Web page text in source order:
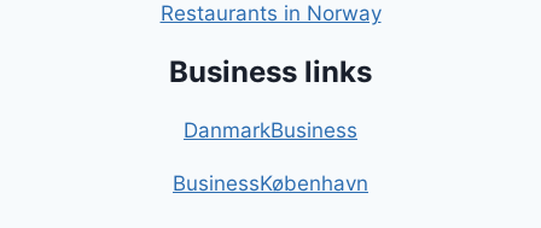
Restaurants in Norway
Business links
DanmarkBusiness
BusinessKøbenhavn